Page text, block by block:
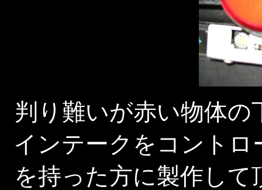
判り難いが赤い物体
インテークをコント
を持った方に製作し